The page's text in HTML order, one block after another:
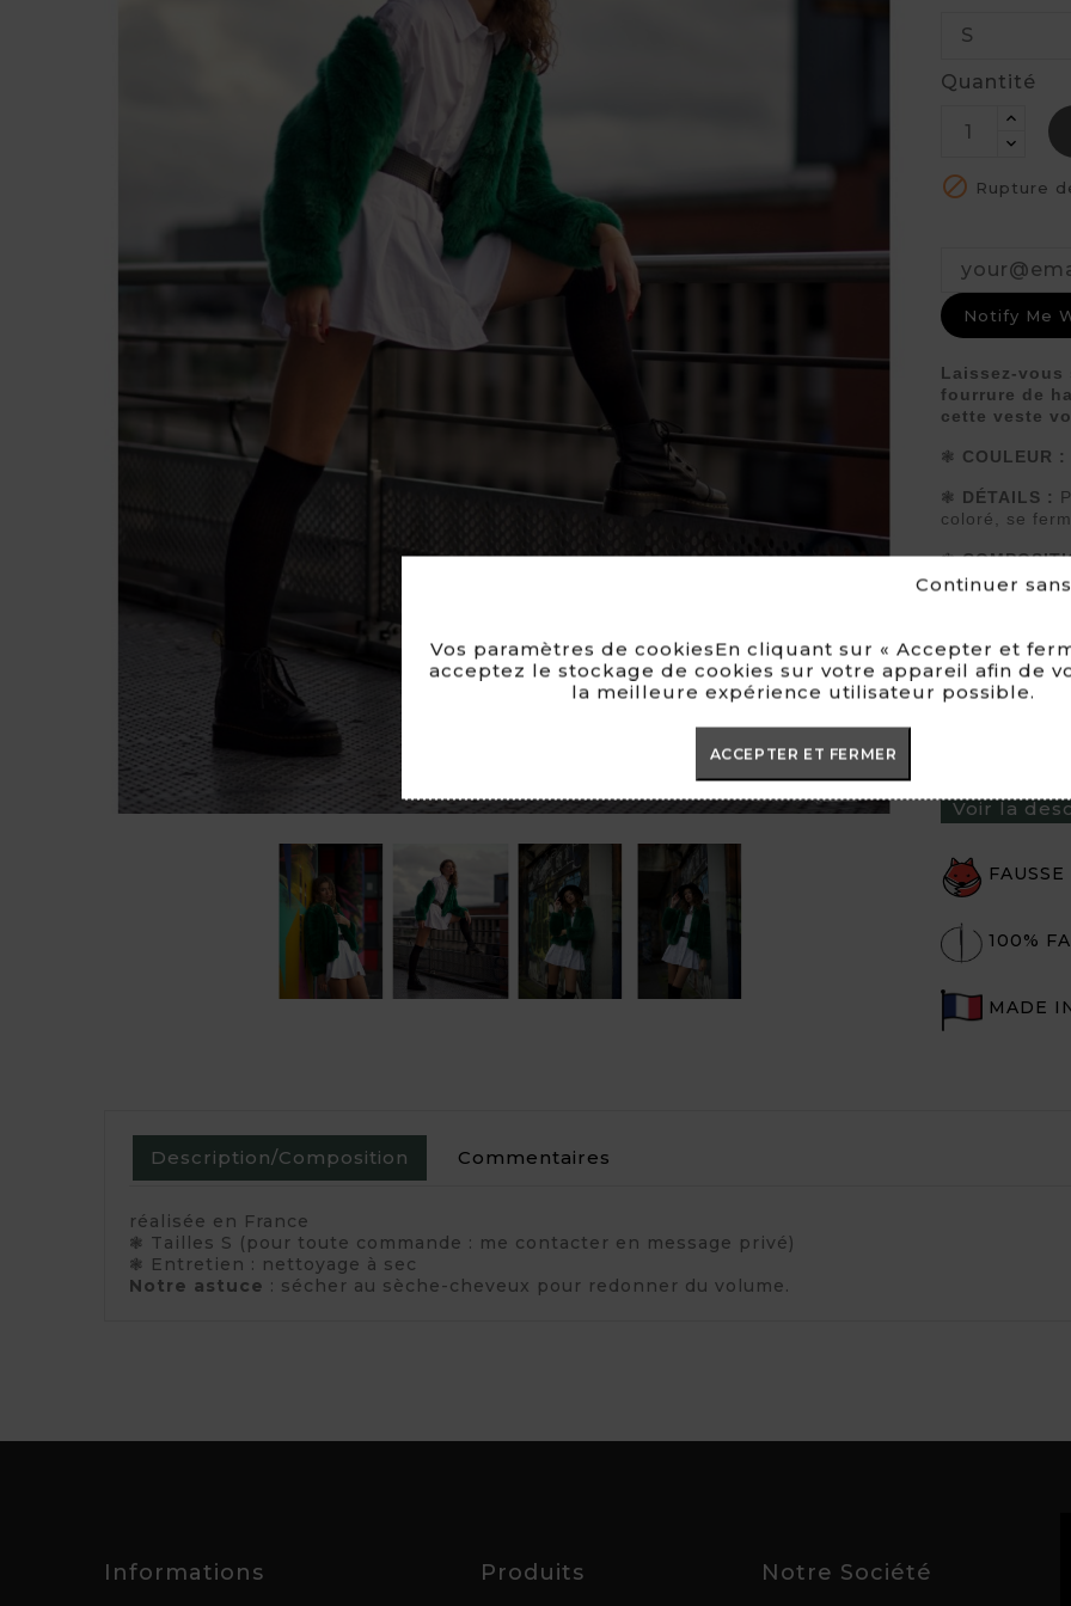
Continuer
Vos paramètres de cookiesEn cliquant sur « Accepter et
acceptez le stockage de cookies sur votre appareil afin de
la meilleure expérience utilisateur possible.
ACCEPTER ET FERMER

Quantité
 Rupture
Notify Me
Laissez-vous
fourrure de
cette veste
❃ COULEUR :
❃ DÉTAILS :
coloré, se
❃
acrylique,
qualité du
redonner du
❃ LIVRAISON
Voir la
100%
MADE
Description/Composition Commentaires
réalisée en France
❃ Tailles S (pour toute commande : me contacter en message privé)
❃ Entretien : nettoyage à sec
Notre astuce : sécher au sèche-cheveux pour redonner du volume.
Informations Produits Notre Société